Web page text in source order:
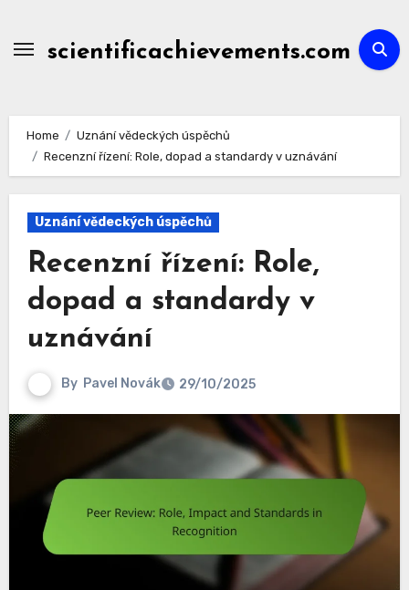
contentscientificachievements.com
Home
Uznání vědeckých úspěchů
Recenzní řízení: Role, dopad a standardy v uznávání
Uznání vědeckých úspěchů
Recenzní řízení: Role,
dopad a standardy v
uznávání
By Pavel Novák 29/10/2025